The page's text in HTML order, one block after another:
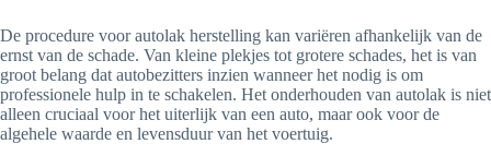
De procedure voor autolak herstelling kan variëren afhankelijk van de
ernst van de schade. Van kleine plekjes tot grotere schades, het is van
groot belang dat autobezitters inzien wanneer het nodig is om
professionele hulp in te schakelen. Het onderhouden van autolak is niet
alleen cruciaal voor het uiterlijk van een auto, maar ook voor de
algehele waarde en levensduur van het voertuig.